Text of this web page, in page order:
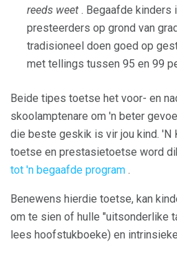
reeds weet . Begaafde kinders
presteerders op grond van
tradisioneel doen goed op
met tellings tussen 95 en 99
Beide tipes toetse het voor- en
skoolamptenare om 'n beter
die beste geskik is vir jou kind. 'N
toetse en prestasietoetse word
tot 'n begaafde program .
Benewens hierdie toetse, kan
om te sien of hulle "uitsonderlike
lees hoofstukboeke) en